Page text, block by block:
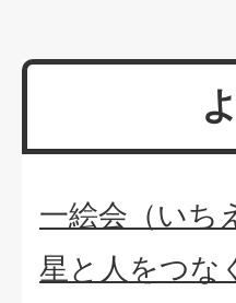
一絵会（いち
星と人をつな